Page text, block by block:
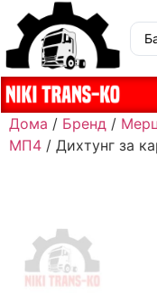
Дома / Бренд /
МП4 / Дихтунг за